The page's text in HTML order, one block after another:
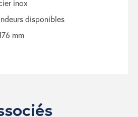
inox
disponibles
mm